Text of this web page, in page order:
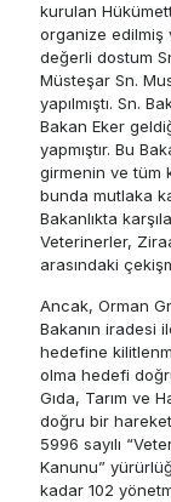
kurulan
organize edilmiş
değerli dostum
Müsteşar Sn.
yapılmıştı. Sn.
Bakan Eker
yapmıştır. Bu
girmenin ve tüm
bunda mutlaka
Bakanlıkta
Veterinerler,
arasındaki
Ancak, Orman
Bakanın iradesi
hedefine
olma hedefi
Gıda, Tarım ve
doğru bir
5996 sayılı
Kanunu”
kadar 102